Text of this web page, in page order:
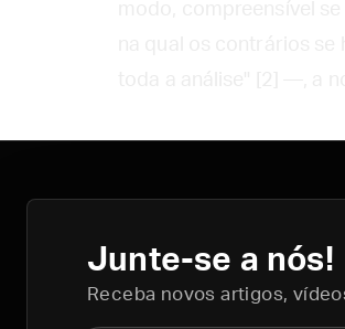
Junte-se a nós!
Receba novos artigos,